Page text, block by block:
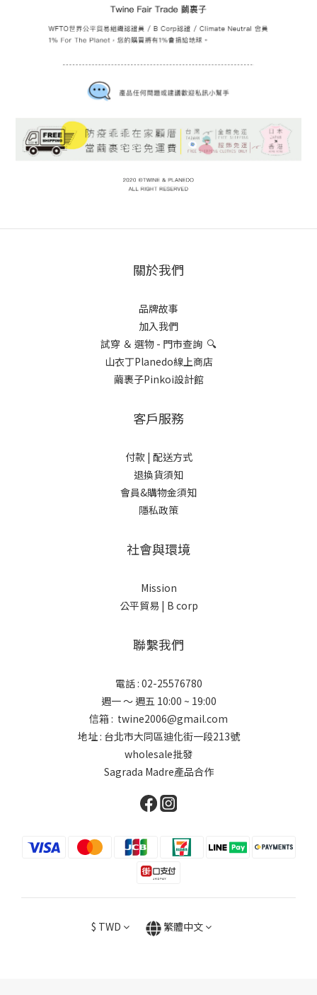
關於我們
品牌故事
加入我們
試穿 ＆ 選物 - 門市查詢 🔍
山衣丁Planedo線上商店
繭裹子Pinkoi設計館
客戶服務
付款 | 配送方式
退換貨須知
會員&購物金須知
隱私政策
社會與環境
Mission
公平貿易 | B corp
聯繫我們
電話 : 02-25576780
週一 ～ 週五 10:00 ~ 19:00
信箱 : twine2006@gmail.com
地址 : 台北市大同區迪化街一段213號
wholesale批發
Sagrada Madre產品合作
$ TWD 繁體中文